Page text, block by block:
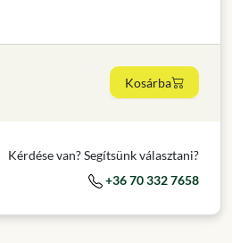
Kosárba
Kérdése van? Segítsünk választani?
+36 70 332 7658